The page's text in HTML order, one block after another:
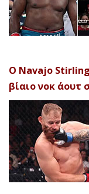
Ο Navajo
βίαιο νοκ άουτ